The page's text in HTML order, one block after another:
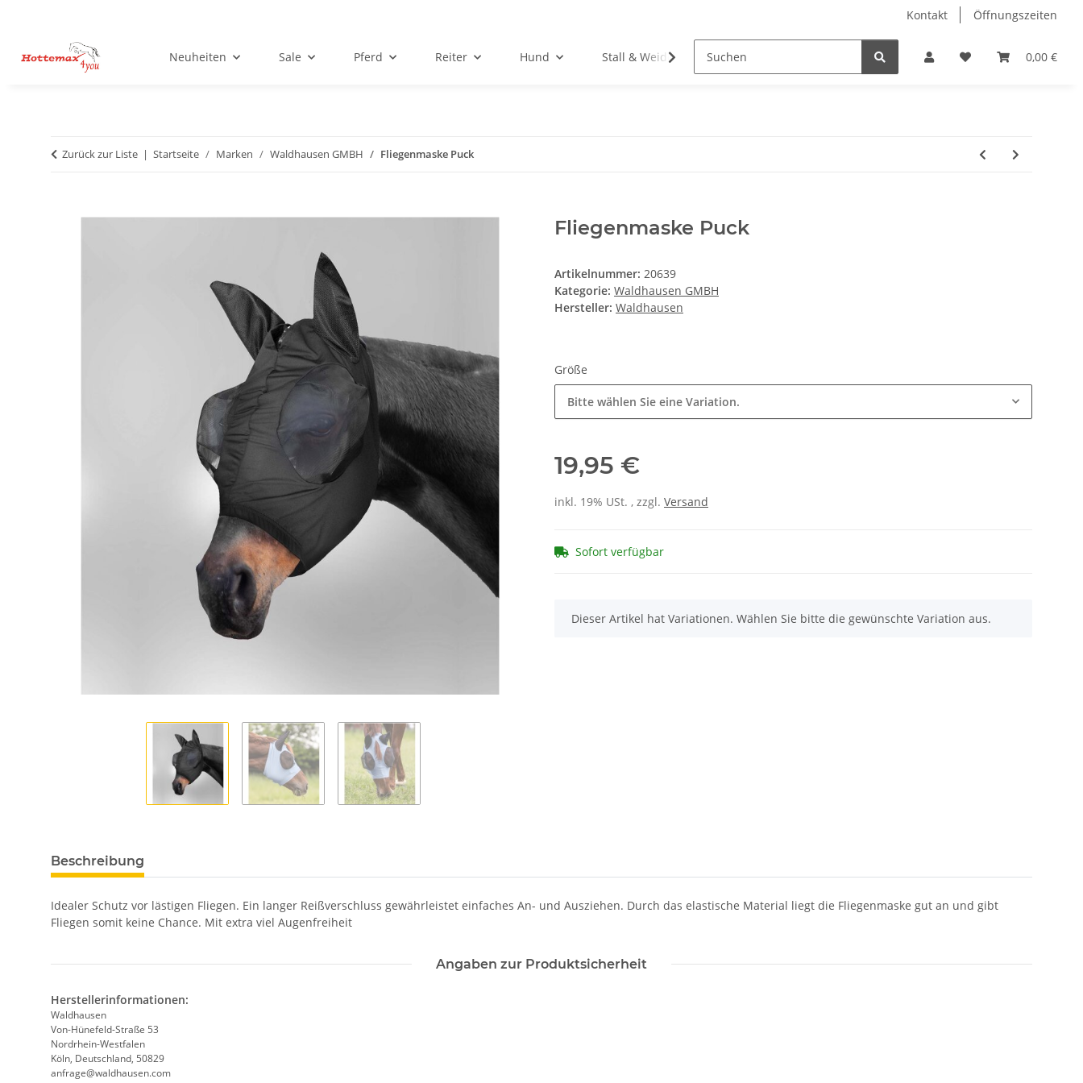
Kontakt Öffnungszeiten
0,00 €
Neuheiten Sale Pferd Reiter Hund Stall & Weide Hobby Horse Dienstleistungen Geschenkartikel &
Zurück zur Liste Startseite Marken Waldhausen GMBH Fliegenmaske Puck
Fliegenmaske Puck
Artikelnummer: 20639
Kategorie: Waldhausen GMBH
Hersteller: Waldhausen
Größe
Bitte wählen Sie eine Variation.
19,95 €
inkl. 19% USt. , zzgl. Versand
Sofort verfügbar
x
Dieser Artikel hat Variationen. Wählen Sie bitte die gewünschte Variation aus.
Beschreibung
Idealer Schutz vor lästigen Fliegen. Ein langer Reißverschluss gewährleistet einfaches An- und Ausziehen. Durch das elastische Material liegt die Fliegenmaske gut an und gibt
Fliegen somit keine Chance. Mit extra viel Augenfreiheit
Angaben zur Produktsicherheit
Herstellerinformationen:
Waldhausen
Von-Hünefeld-Straße 53
Nordrhein-Westfalen
Köln, Deutschland, 50829
anfrage@waldhausen.com